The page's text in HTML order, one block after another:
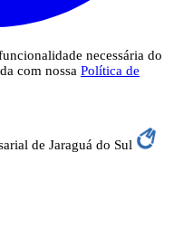
necessária do
com nossa Política de
de Jaraguá do Sul